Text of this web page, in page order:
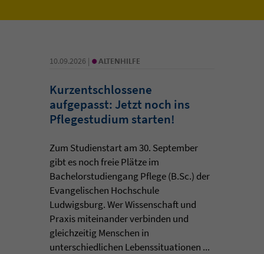
10.09.2026 | • ALTENHILFE
Kurzentschlossene
aufgepasst: Jetzt noch ins
Pflegestudium starten!
Zum Studienstart am 30. September
gibt es noch freie Plätze im
Bachelorstudiengang Pflege (B.Sc.) der
Evangelischen Hochschule
Ludwigsburg. Wer Wissenschaft und
Praxis miteinander verbinden und
gleichzeitig Menschen in
unterschiedlichen Lebenssituationen ...